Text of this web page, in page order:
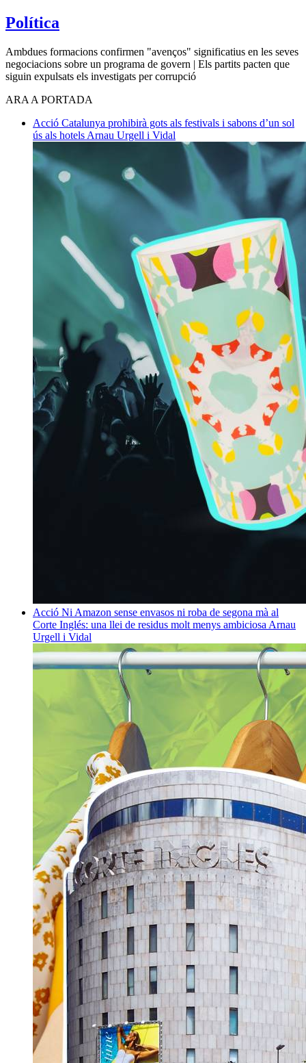
Política
Ambdues formacions confirmen "avenços" significatius en les seves
negociacions sobre un programa de govern | Els partits pacten que
siguin expulsats els investigats per corrupció
ARA A PORTADA
Acció Catalunya prohibirà gots als festivals i sabons d’un sol
ús als hotels Arnau Urgell i Vidal
Acció Ni Amazon sense envasos ni roba de segona mà al
Corte Inglés: una llei de residus molt menys ambiciosa Arnau
Urgell i Vidal